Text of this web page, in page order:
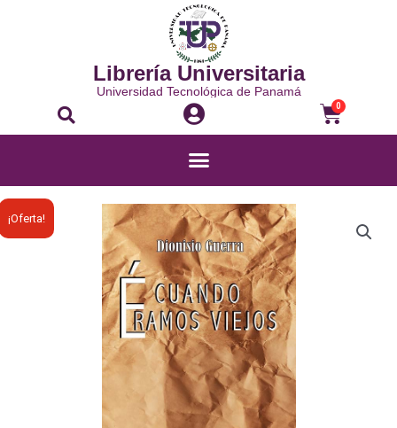
Librería Universitaria
Universidad Tecnológica de Panamá
0
¡Oferta!